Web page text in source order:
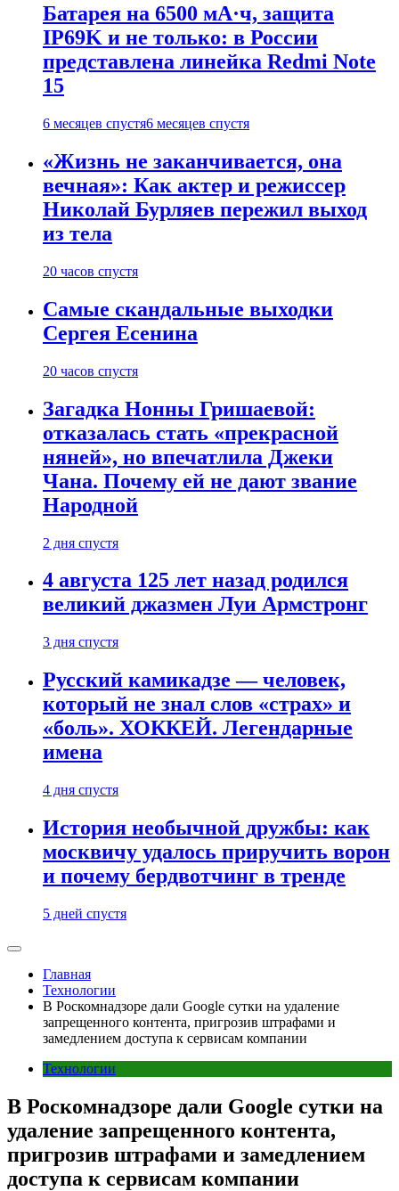
Батарея на 6500 мА·ч, защита
IP69K и не только: в России
представлена линейка Redmi Note
15
6 месяцев спустя6 месяцев спустя
«Жизнь не заканчивается, она
вечная»: Как актер и режиссер
Николай Бурляев пережил выход
из тела
20 часов спустя
Самые скандальные выходки
Сергея Есенина
20 часов спустя
Загадка Нонны Гришаевой:
отказалась стать «прекрасной
няней», но впечатлила Джеки
Чана. Почему ей не дают звание
Народной
2 дня спустя
4 августа 125 лет назад родился
великий джазмен Луи Армстронг
3 дня спустя
Русский камикадзе — человек,
который не знал слов «страх» и
«боль». ХОККЕЙ. Легендарные
имена
4 дня спустя
История необычной дружбы: как
москвичу удалось приручить ворон
и почему бердвотчинг в тренде
5 дней спустя
Главная
Технологии
В Роскомнадзоре дали Google сутки на удаление
запрещенного контента, пригрозив штрафами и
замедлением доступа к сервисам компании
Технологии
В Роскомнадзоре дали Google сутки на
удаление запрещенного контента,
пригрозив штрафами и замедлением
доступа к сервисам компании